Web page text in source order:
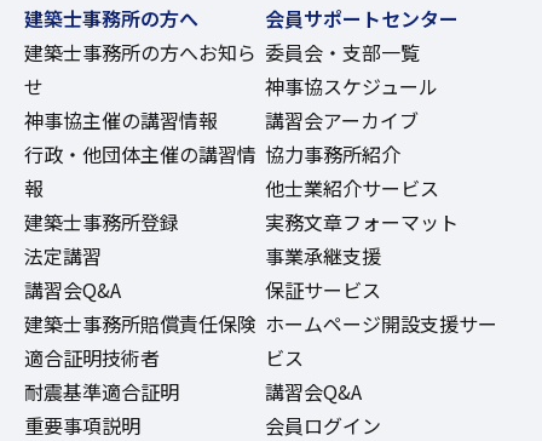
建築士事務所の方へ
建築士事務所の方へお知ら
せ
神事協主催の講習情報
行政・他団体主催の講習情
報
建築士事務所登録
法定講習
講習会Q&A
建築士事務所賠償責任保険
適合証明技術者
耐震基準適合証明
重要事項説明
会員サポートセンター
委員会・支部一覧
神事協スケジュール
講習会アーカイブ
協力事務所紹介
他士業紹介サービス
実務文章フォーマット
事業承継支援
保証サービス
ホームページ開設支援サー
ビス
講習会Q&A
会員ログイン